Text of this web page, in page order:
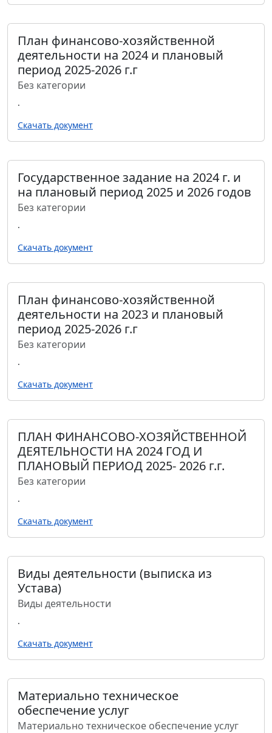
План финансово-хозяйственной
деятельности на 2024 и плановый
период 2025-2026 г.г
Без категории
.
Скачать документ
Государственное задание на 2024 г. и
на плановый период 2025 и 2026 годов
Без категории
.
Скачать документ
План финансово-хозяйственной
деятельности на 2023 и плановый
период 2025-2026 г.г
Без категории
.
Скачать документ
ПЛАН ФИНАНСОВО-ХОЗЯЙСТВЕННОЙ
ДЕЯТЕЛЬНОСТИ НА 2024 ГОД И
ПЛАНОВЫЙ ПЕРИОД 2025- 2026 г.г.
Без категории
.
Скачать документ
Виды деятельности (выписка из
Устава)
Виды деятельности
.
Скачать документ
Материально техническое
обеспечение услуг
Материально техническое обеспечение услуг